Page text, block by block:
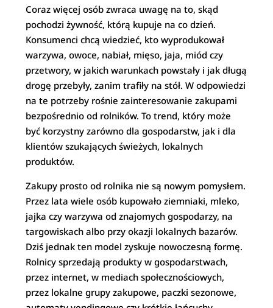
Coraz więcej osób zwraca uwagę na to, skąd
pochodzi żywność, którą kupuje na co dzień.
Konsumenci chcą wiedzieć, kto wyprodukował
warzywa, owoce, nabiał, mięso, jaja, miód czy
przetwory, w jakich warunkach powstały i jak długą
drogę przebyły, zanim trafiły na stół. W odpowiedzi
na te potrzeby rośnie zainteresowanie zakupami
bezpośrednio od rolników. To trend, który może
być korzystny zarówno dla gospodarstw, jak i dla
klientów szukających świeżych, lokalnych
produktów.
Zakupy prosto od rolnika nie są nowym pomysłem.
Przez lata wiele osób kupowało ziemniaki, mleko,
jajka czy warzywa od znajomych gospodarzy, na
targowiskach albo przy okazji lokalnych bazarów.
Dziś jednak ten model zyskuje nowoczesną formę.
Rolnicy sprzedają produkty w gospodarstwach,
przez internet, w mediach społecznościowych,
przez lokalne grupy zakupowe, paczki sezonowe,